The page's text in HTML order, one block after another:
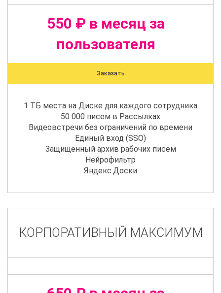
550 ₽ в месяц за
пользователя
Заказать
1 ТБ места на Диске для каждого сотрудника
50 000 писем в Рассылках
Видеовстречи без ограничений по времени
Единый вход (SSO)
Защищенный архив рабочих писем
Нейрофильтр
Яндекс.Доски
КОРПОРАТИВНЫЙ МАКСИМУМ